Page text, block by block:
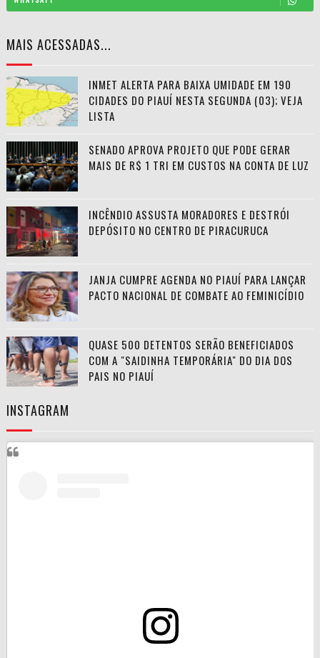
MAIS ACESSADAS...
INMET ALERTA PARA BAIXA UMIDADE EM 190
CIDADES DO PIAUÍ NESTA SEGUNDA (03); VEJA
LISTA
SENADO APROVA PROJETO QUE PODE GERAR
MAIS DE R$ 1 TRI EM CUSTOS NA CONTA DE LUZ
INCÊNDIO ASSUSTA MORADORES E DESTRÓI
DEPÓSITO NO CENTRO DE PIRACURUCA
JANJA CUMPRE AGENDA NO PIAUÍ PARA LANÇAR
PACTO NACIONAL DE COMBATE AO FEMINICÍDIO
QUASE 500 DETENTOS SERÃO BENEFICIADOS
COM A "SAIDINHA TEMPORÁRIA" DO DIA DOS
PAIS NO PIAUÍ
INSTAGRAM